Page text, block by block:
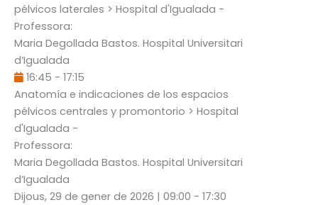
pélvicos laterales > Hospital d'Igualada -
Professora:
Maria Degollada Bastos. Hospital Universitari
d’Igualada
16:45 - 17:15
Anatomía e indicaciones de los espacios
pélvicos centrales y promontorio > Hospital
d'Igualada -
Professora:
Maria Degollada Bastos. Hospital Universitari
d’Igualada
Dijous, 29 de gener de 2026 | 09:00 - 17:30